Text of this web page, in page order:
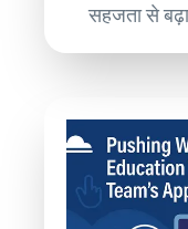
सहजता से